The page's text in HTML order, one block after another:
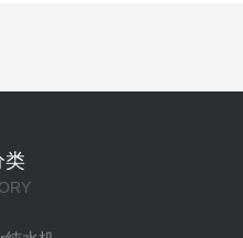
类